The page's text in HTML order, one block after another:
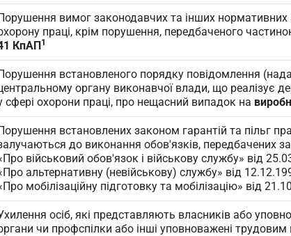
вимог законодавчих та інших нормативних
праці, крім порушення, передбаченого
КпАП1
встановленого порядку повідомлення
органу виконавчої влади, що реалізує
сфері охорони праці, про нещасний випадок на
встановлених законом гарантій та пільг
до виконання обов'язків, передбачених
військовий обов'язок і військову службу» від
альтернативну (невійськову) службу» від
мобілізаційну підготовку та мобілізацію» від
осіб, які представляють власників або
чи профспілки або інші уповноважені